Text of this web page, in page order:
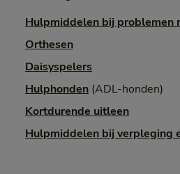
Hulpmiddelen bij problemen
Orthesen
Daisyspelers
Hulphonden (ADL-honden)
Kortdurende uitleen
Hulpmiddelen bij verpleging